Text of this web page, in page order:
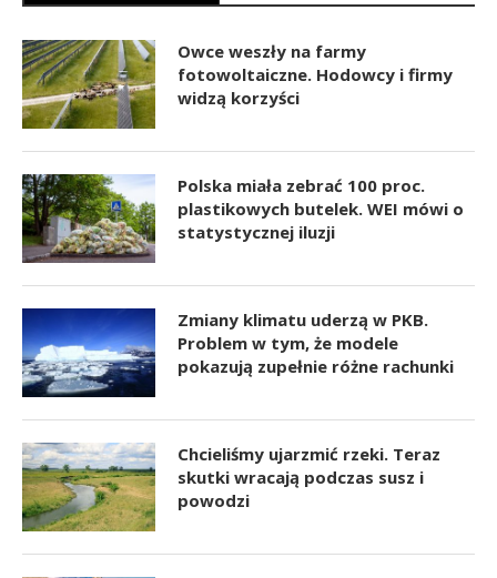
Owce weszły na farmy
fotowoltaiczne. Hodowcy i firmy
widzą korzyści
Polska miała zebrać 100 proc.
plastikowych butelek. WEI mówi o
statystycznej iluzji
Zmiany klimatu uderzą w PKB.
Problem w tym, że modele
pokazują zupełnie różne rachunki
Chcieliśmy ujarzmić rzeki. Teraz
skutki wracają podczas susz i
powodzi